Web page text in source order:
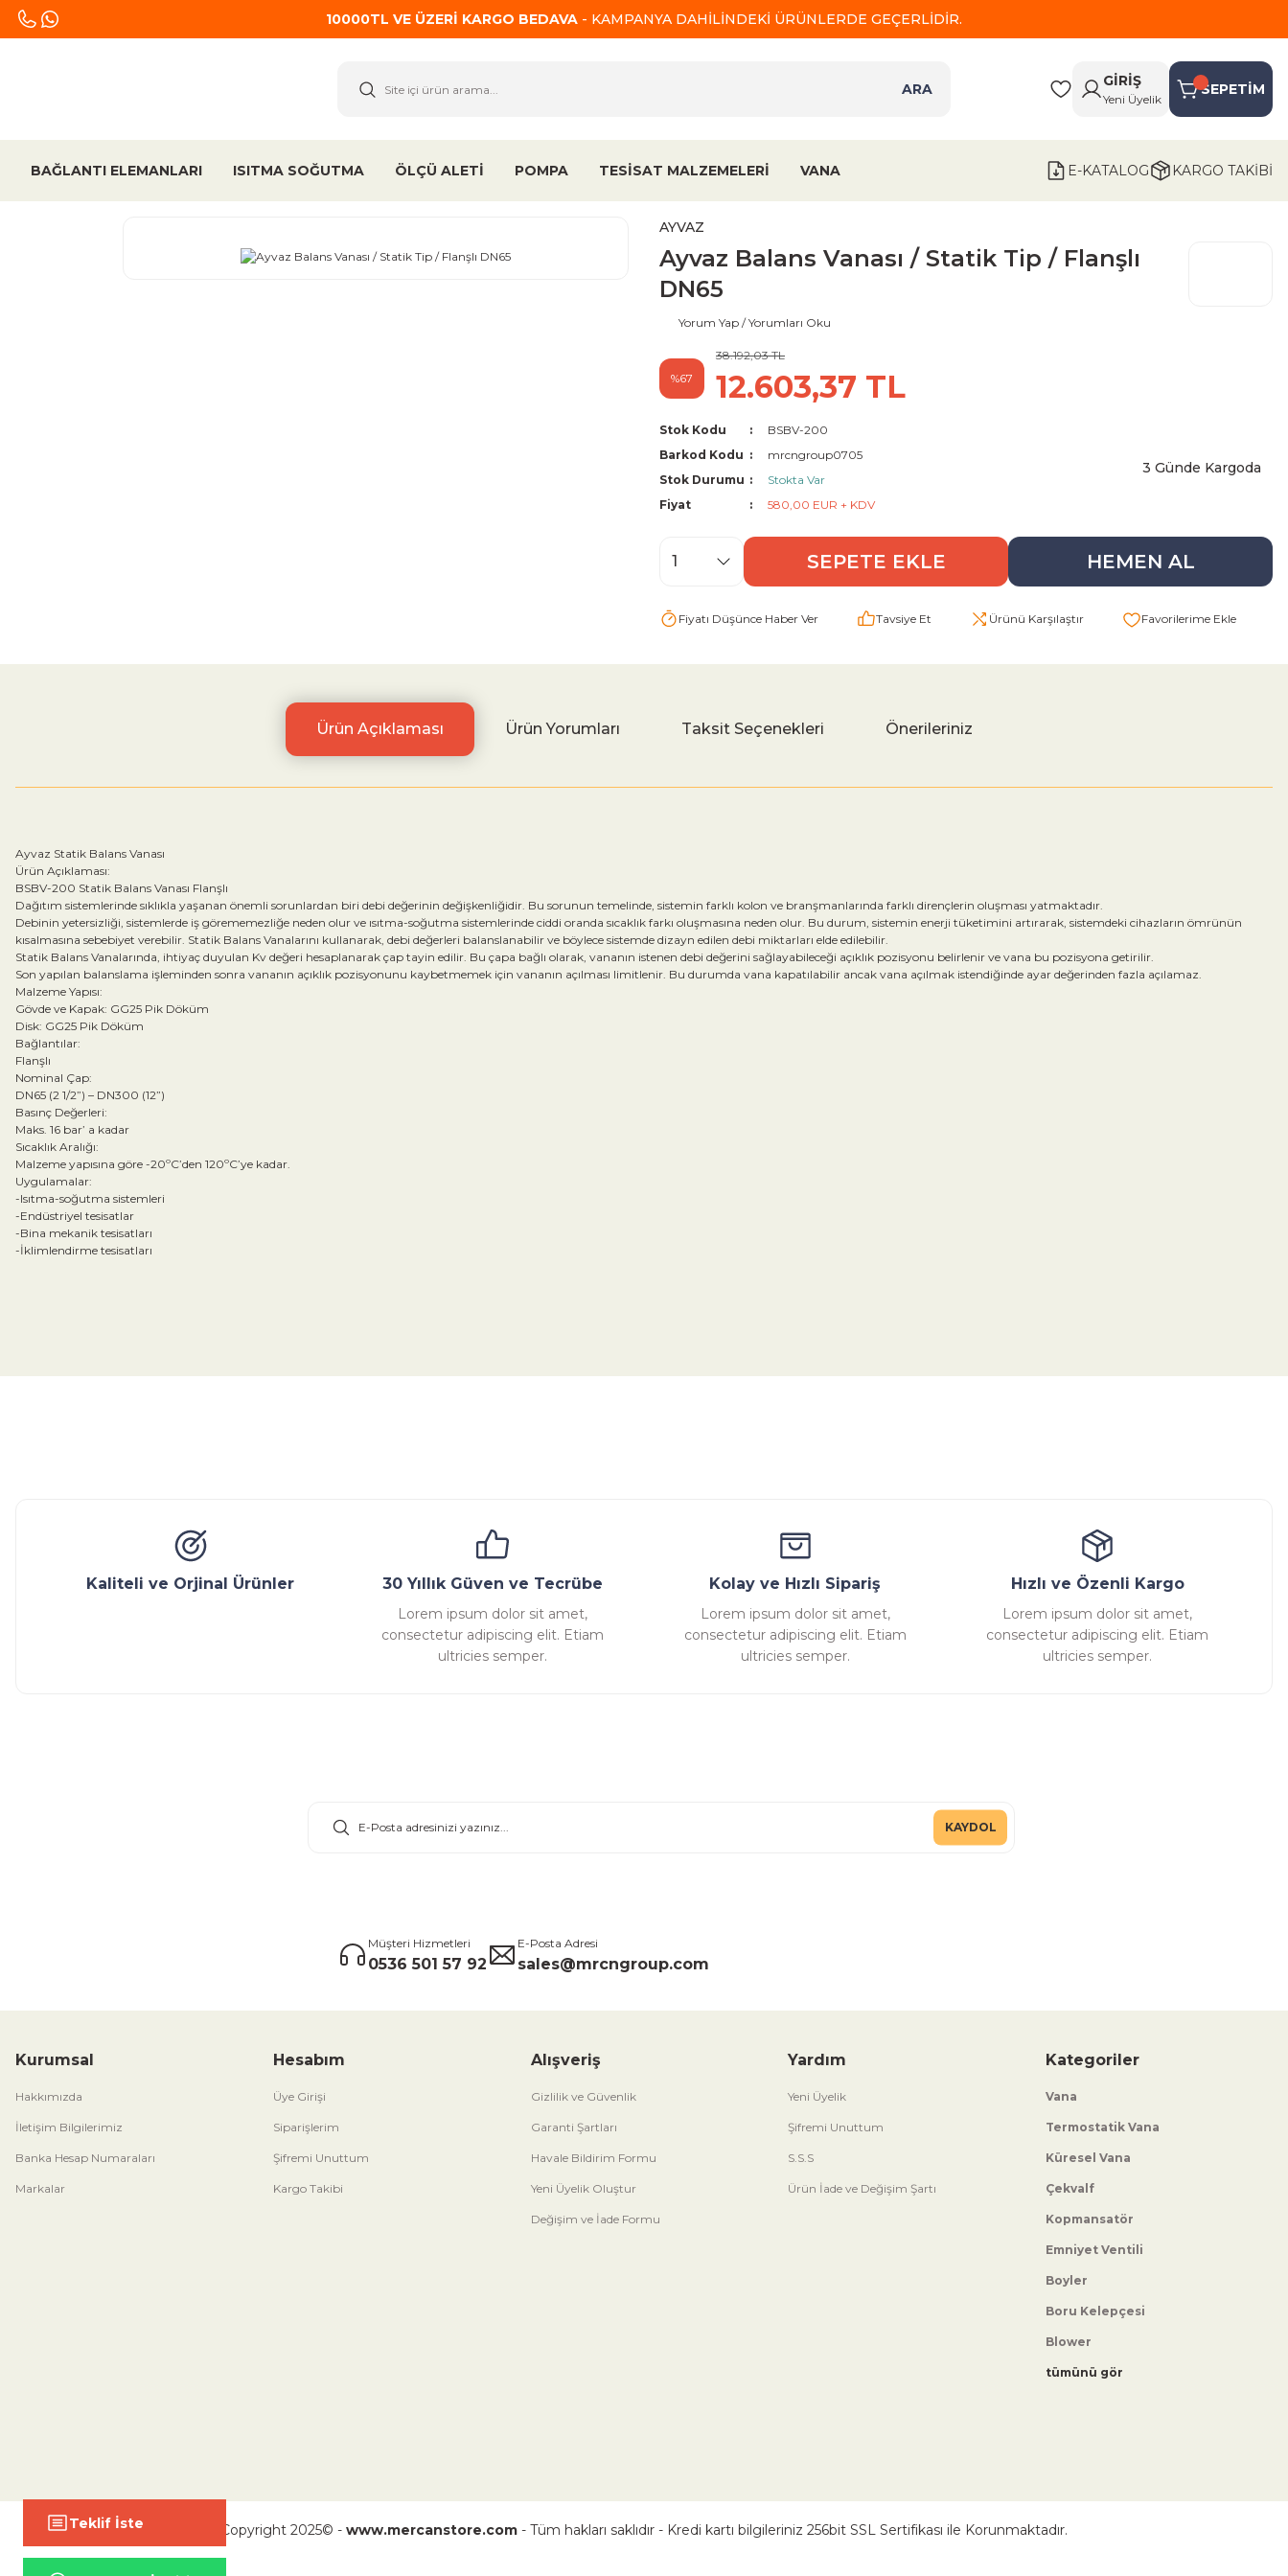
10000TL VE ÜZERİ KARGO BEDAVA - KAMPANYA DAHİLİNDEKİ ÜRÜNLERDE GEÇERLİDİR.
ARA
GİRİŞ
Yeni Üyelik
SEPETİM
BAĞLANTI ELEMANLARI ISITMA SOĞUTMA ÖLÇÜ ALETİ POMPA TESİSAT MALZEMELERİ VANA E-KATALOG KARGO TAKİBİ
AYVAZ
Ayvaz Balans Vanası / Statik Tip / Flanşlı
DN65
Yorum Yap / Yorumları Oku
%67
38.192,03 TL
12.603,37 TL
Stok Kodu
BSBV-200
Barkod Kodu
mrcngroup0705
Stok Durumu
Stokta Var
Fiyat
580,00 EUR + KDV
3 Günde Kargoda
SEPETE EKLE HEMEN AL
Fiyatı Düşünce Haber Ver Tavsiye Et Ürünü Karşılaştır
Ürün Açıklaması Ürün Yorumları Taksit Seçenekleri Önerileriniz
Ayvaz Statik Balans Vanası
Ürün Açıklaması:
BSBV-200 Statik Balans Vanası Flanşlı
Dağıtım sistemlerinde sıklıkla yaşanan önemli sorunlardan biri debi değerinin değişkenliğidir. Bu sorunun temelinde, sistemin farklı kolon ve branşmanlarında farklı dirençlerin oluşması yatmaktadır.
Debinin yetersizliği, sistemlerde iş görememezliğe neden olur ve ısıtma-soğutma sistemlerinde ciddi oranda sıcaklık farkı oluşmasına neden olur. Bu durum, sistemin enerji tüketimini artırarak, sistemdeki cihazların ömrünün
kısalmasına sebebiyet verebilir. Statik Balans Vanalarını kullanarak, debi değerleri balanslanabilir ve böylece sistemde dizayn edilen debi miktarları elde edilebilir.
Statik Balans Vanalarında, ihtiyaç duyulan Kv değeri hesaplanarak çap tayin edilir. Bu çapa bağlı olarak, vananın istenen debi değerini sağlayabileceği açıklık pozisyonu belirlenir ve vana bu pozisyona getirilir.
Son yapılan balanslama işleminden sonra vananın açıklık pozisyonunu kaybetmemek için vananın açılması limitlenir. Bu durumda vana kapatılabilir ancak vana açılmak istendiğinde ayar değerinden fazla açılamaz.
Malzeme Yapısı:
Gövde ve Kapak: GG25 Pik Döküm
Disk: GG25 Pik Döküm
Bağlantılar:
Flanşlı
Nominal Çap:
DN65 (2 1/2”) – DN300 (12”)
Basınç Değerleri:
Maks. 16 bar’ a kadar
Sıcaklık Aralığı:
Malzeme yapısına göre -20ºC’den 120ºC’ye kadar.
Uygulamalar:
-Isıtma-soğutma sistemleri
-Endüstriyel tesisatlar
-Bina mekanik tesisatları
-İklimlendirme tesisatları
Bu ürüne ilk yorumu siz yapın!
Kaliteli ve Orjinal Ürünler 30 Yıllık Güven ve Tecrübe
Lorem ipsum dolor sit amet,
consectetur adipiscing elit. Etiam
ultricies semper.
Kolay ve Hızlı Sipariş
Lorem ipsum dolor sit amet,
consectetur adipiscing elit. Etiam
ultricies semper.
Hızlı ve Özenli Kargo
Lorem ipsum dolor sit amet,
consectetur adipiscing elit. Etiam
ultricies semper.
KAYDOL
Müşteri Hizmetleri
0536 501 57 92
E-Posta Adresi
sales@mrcngroup.com
Kurumsal
Hakkımızda
İletişim Bilgilerimiz
Banka Hesap Numaraları
Markalar
Hesabım
Üye Girişi
Siparişlerim
Şifremi Unuttum
Kargo Takibi
Alışveriş
Gizlilik ve Güvenlik
Garanti Şartları
Havale Bildirim Formu
Yeni Üyelik Oluştur
Değişim ve İade Formu
Yardım
Yeni Üyelik
Şifremi Unuttum
S.S.S
Ürün İade ve Değişim Şartı
Kategoriler
Vana
Termostatik Vana
Küresel Vana
Çekvalf
Kopmansatör
Emniyet Ventili
Boyler
Boru Kelepçesi
Blower
tümünü gör
Copyright 2025© - www.mercanstore.com - Tüm hakları saklıdır - Kredi kartı bilgileriniz 256bit SSL Sertifikası ile Korunmaktadır.
Teklif İste